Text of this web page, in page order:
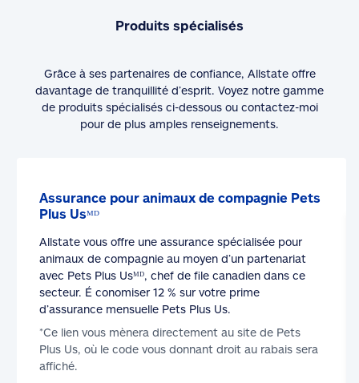
Produits spécialisés
Grâce à ses partenaires de confiance, Allstate offre
davantage de tranquillité d’esprit. Voyez notre gamme
de produits spécialisés ci-dessous ou contactez-moi
pour de plus amples renseignements.
Assurance pour animaux de compagnie Pets
Plus Usᴹᴰ
Allstate vous offre une assurance spécialisée pour
animaux de compagnie au moyen d’un partenariat
avec Pets Plus Usᴹᴰ, chef de file canadien dans ce
secteur. É conomiser 12 % sur votre prime
d’assurance mensuelle Pets Plus Us.
*Ce lien vous mènera directement au site de Pets
Plus Us, où le code vous donnant droit au rabais sera
affiché.